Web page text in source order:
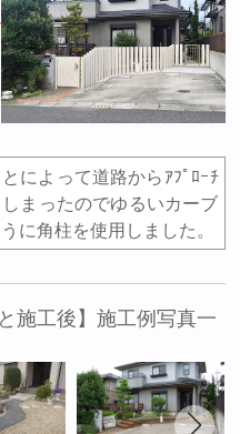
によって道路からｱﾌﾟﾛｰﾁ
まったのでゆるいカーブ
に角柱を使用しました。
施工後】施工例写真一